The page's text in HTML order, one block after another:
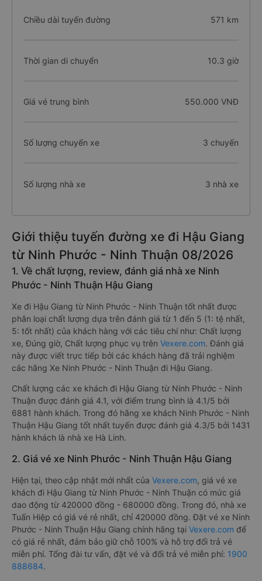
Chiều dài tuyến đường 571 km
Thời gian di chuyển 10.3 giờ
Giá vé trung bình 550.000 VNĐ
Số lượng chuyến xe 3 chuyến
Số lượng nhà xe 3 nhà xe
Giới thiệu tuyến đường xe đi Hậu Giang
từ Ninh Phước - Ninh Thuận 08/2026
1. Về chất lượng, review, đánh giá nhà xe Ninh
Phước - Ninh Thuận Hậu Giang
Xe đi Hậu Giang từ Ninh Phước - Ninh Thuận tốt nhất được
phân loại chất lượng dựa trên đánh giá từ 1 đến 5 (1: tệ nhất,
5: tốt nhất) của khách hàng với các tiêu chí như: Chất lượng
xe, Đúng giờ, Chất lượng phục vụ trên Vexere.com. Đánh giá
này được viết trực tiếp bởi các khách hàng đã trải nghiệm
các hãng Xe Ninh Phước - Ninh Thuận đi Hậu Giang.
Chất lượng các xe khách đi Hậu Giang từ Ninh Phước - Ninh
Thuận được đánh giá 4.1, với điểm trung bình là 4.1/5 bởi
6881 hành khách. Trong đó hãng xe khách Ninh Phước - Ninh
Thuận Hậu Giang tốt nhất tuyến được đánh giá 4.3/5 bởi 1431
hành khách là nhà xe Hà Linh.
2. Giá vé xe Ninh Phước - Ninh Thuận Hậu Giang
Hiện tại, theo cập nhật mới nhất của Vexere.com, giá vé xe
khách đi Hậu Giang từ Ninh Phước - Ninh Thuận có mức giá
dao động từ 420000 đồng - 680000 đồng. Trong đó, nhà xe
Tuấn Hiệp có giá vé rẻ nhất, chỉ 420000 đồng. Đặt vé xe Ninh
Phước - Ninh Thuận Hậu Giang chính hãng tại Vexere.com để
có giá rẻ nhất, đảm bảo giữ chỗ 100% và hỗ trợ đổi trả vé
miễn phí. Tổng đài tư vấn, đặt vé và đổi trả vé miễn phí: 1900
888684.